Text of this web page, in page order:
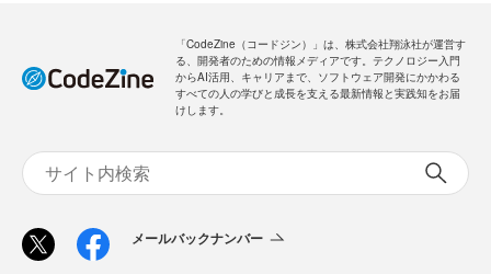
「CodeZine（コードジン）」は、株式会社翔泳社が運営す
る、開発者のための情報メディアです。テクノロジー入門
からAI活用、キャリアまで、ソフトウェア開発にかかわる
すべての人の学びと成長を支える最新情報と実践知をお届
けします。
メールバックナンバー